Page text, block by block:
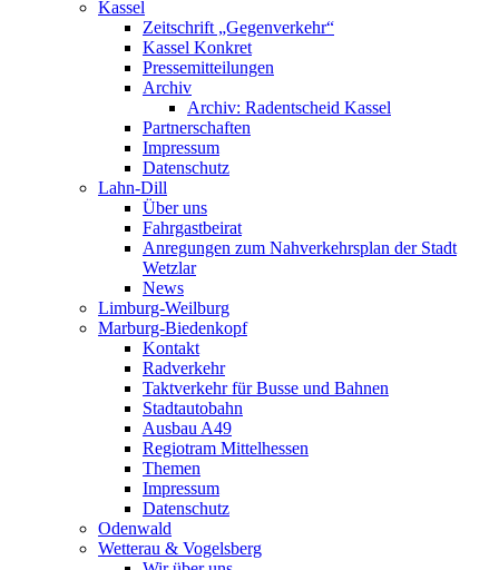
Kassel
Zeitschrift „Gegenverkehr“
Kassel Konkret
Pressemitteilungen
Archiv
Archiv: Radentscheid Kassel
Partnerschaften
Impressum
Datenschutz
Lahn-Dill
Über uns
Fahrgastbeirat
Anregungen zum Nahverkehrsplan der Stadt
Wetzlar
News
Limburg-Weilburg
Marburg-Biedenkopf
Kontakt
Radverkehr
Taktverkehr für Busse und Bahnen
Stadtautobahn
Ausbau A49
Regiotram Mittelhessen
Themen
Impressum
Datenschutz
Odenwald
Wetterau & Vogelsberg